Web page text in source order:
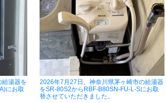
湯器を
にお取
2026年7月27日、神奈川県茅ヶ崎市の給湯器
をSR-80S2からRBF-B80SN-FU-L-Sにお取
替させていただきました。